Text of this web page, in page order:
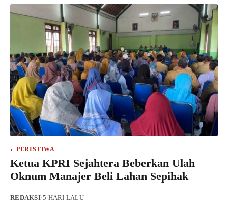
PERISTIWA
Ketua KPRI Sejahtera Beberkan Ulah
Oknum Manajer Beli Lahan Sepihak
REDAKSI·5 HARI LALU